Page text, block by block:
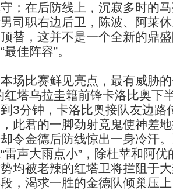
；在后防线上，沉寂多时的
司职右边后卫，陈波、阿莱
替，这并不是一个全新的鼎
最佳阵容”。
比赛鲜见亮点，最有威胁的
红塔乌拉圭籍前锋卡洛比奥下
3分钟，卡洛比奥接队友边路
此君的一脚劲射竟鬼使神差
令金德后防线惊出一身冷汗
雷声大雨点小”，除杜苹和阿
均被老辣的红塔卫将拦阻于
，渴求一胜的金德队倾巢压